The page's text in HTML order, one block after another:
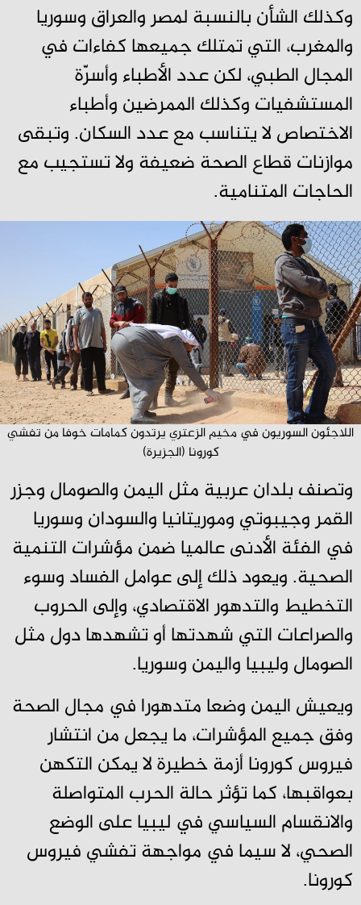
وكذلك الشأن بالنسبة لمصر والعراق وسوريا
والمغرب، التي تمتلك جميعها كفاءات في
المجال الطبي، لكن عدد الأطباء وأسرّة
المستشفيات وكذلك الممرضين وأطباء
الاختصاص لا يتناسب مع عدد السكان. وتبقى
موازنات قطاع الصحة ضعيفة ولا تستجيب مع
الحاجات المتنامية.
اللاجئون السوريون في مخيم الزعتري يرتدون كمامات خوفا من تفشي
كورونا (الجزيرة)
وتصنف بلدان عربية مثل اليمن والصومال وجزر
القمر وجيبوتي وموريتانيا والسودان وسوريا
في الفئة الأدنى عالميا ضمن مؤشرات التنمية
الصحية. ويعود ذلك إلى عوامل الفساد وسوء
التخطيط والتدهور الاقتصادي، وإلى الحروب
والصراعات التي شهدتها أو تشهدها دول مثل
الصومال وليبيا واليمن وسوريا.
ويعيش اليمن وضعا متدهورا في مجال الصحة
وفق جميع المؤشرات، ما يجعل من انتشار
فيروس كورونا أزمة خطيرة لا يمكن التكهن
بعواقبها، كما تؤثر حالة الحرب المتواصلة
والانقسام السياسي في ليبيا على الوضع
الصحي، لا سيما في مواجهة تفشي فيروس
كورونا.